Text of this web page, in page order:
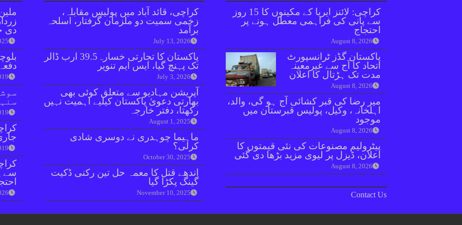
دی
دفعہ 144
سے
کراچی، قائد آباد میں پولیس مقابلہ،
زخمی سمیت دو ملزمان گرفتار، اسلحہ
برآمد
July 13, 2026
پاکستان کا تجارتی خسارہ39.5 ارب ڈالر
تک پہنچ گیا، ایس ایم تنویر
July 3, 2026
آپریشن مہادیو سے متعلق کوئی بھی
بھارتی دعویٰ پاکستان کیلیے اہمیت نہیں
رکھتا، دفتر خارجہ
August 1, 2025
ماہیما چوہدری نے دوسری شادی
کرلی؟
October 30, 2025
اندھے قتل کا معمہ حل تین رکنی ڈکیت
گینگ پکڑا گیا
November 10, 2025
کراچی: لائنز ایریا کے مکینوں کا 15 روز
سے پانی کی فراہمی معطل ہونے پر
احتجاج
August 8, 2026
پاکستان گڈز ٹرانسپورٹ
اتحاد کا آج سے غیرمعینہ
مدت تک ہڑتال کا اعلان
August 8, 2026
میر رضا کی قبر کشائی آج ہو گی، والد،
اہلخانہ، وکیل، پولیس قبرستان میں
موجود
August 8, 2026
پیٹرولیم مصنوعات کی نئی قیمتوں کا
اعلان، ڈیزل پر لیوی مزید بڑھا دی گئی
August 8, 2026
Contact Us